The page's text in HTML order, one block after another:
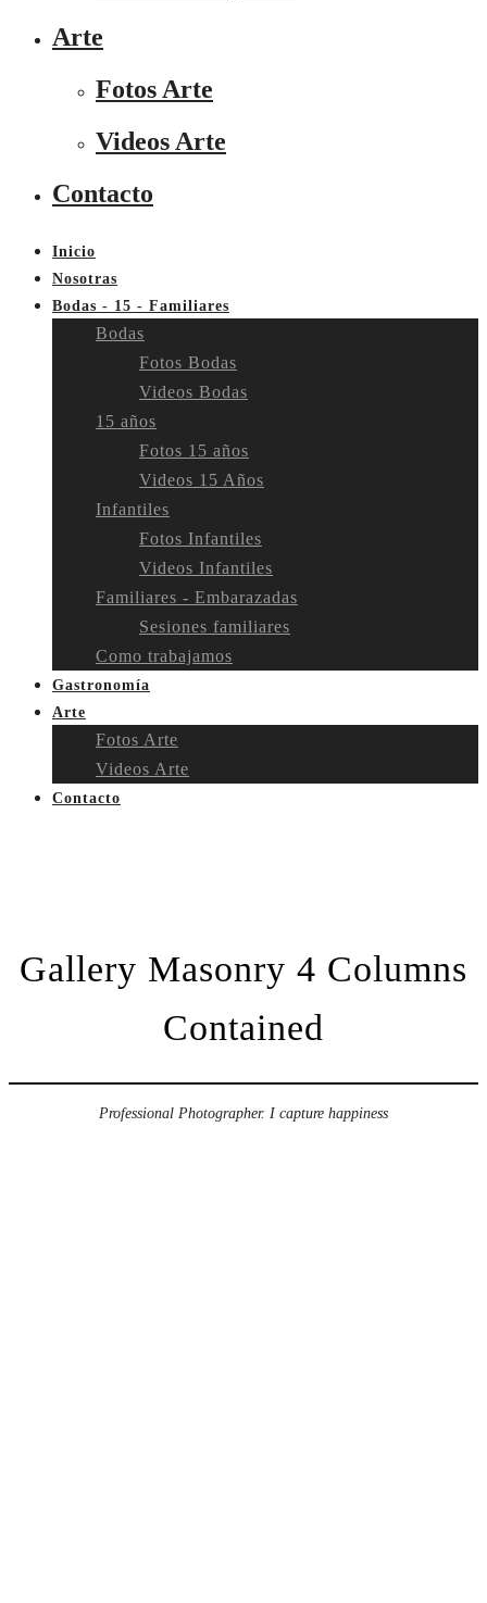
Arte
Fotos Arte
Videos Arte
Contacto
Inicio
Nosotras
Bodas - 15 - Familiares
Bodas
Fotos Bodas
Videos Bodas
15 años
Fotos 15 años
Videos 15 Años
Infantiles
Fotos Infantiles
Videos Infantiles
Familiares - Embarazadas
Sesiones familiares
Como trabajamos
Gastronomía
Arte
Fotos Arte
Videos Arte
Contacto
Gallery Masonry 4 Columns
Contained
Professional Photographer. I capture happiness